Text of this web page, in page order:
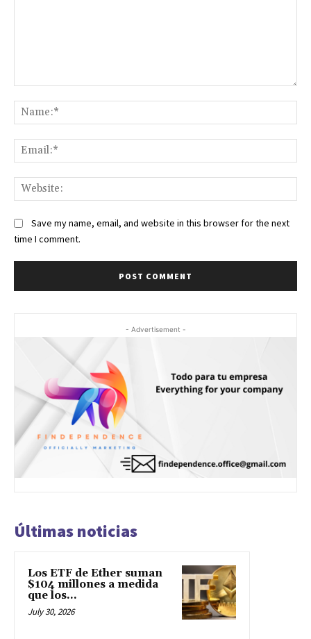
Save my name, email, and website in this browser for the next
time I comment.
- Advertisement -
Últimas noticias
Los ETF de Ether suman
$104 millones a medida
que los...
July 30, 2026